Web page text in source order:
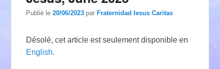
Publié le20/06/2023 parFraternidad Iesus Caritas
Désolé, cet article est seulement disponible en
English.